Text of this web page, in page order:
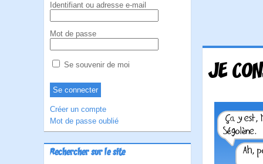
Identifiant ou adresse e-mail
Mot de passe
Se souvenir de moi
Créer un compte
Mot de passe oublié
Rechercher sur le site
JE